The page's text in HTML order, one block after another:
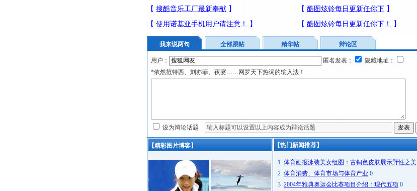
我来说两句 全部跟帖 精华帖 辩论区
用户： 匿名发表：
隐藏地址：
*依然范特西、刘亦菲、夜宴……网罗天下热词的输入法！
设为辩论话题
【精彩图片博客】 【热门新闻推荐】
1 体育画报泳装美女组图：古铜色皮肤展示野性之美
2 体育消费、体育市场与体育产业 0
3 2004年雅典奥运会比赛项目介绍：现代五项 0